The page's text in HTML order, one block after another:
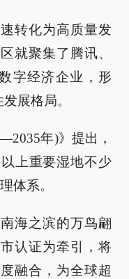
转化为高质量发
就聚集了腾讯、
字经济企业，形
展格局。
年)》提出，
上重要湿地不少
体系。
海之滨的万鸟翩
认证为牵引，将
融合，为全球超